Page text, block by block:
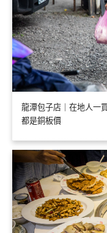
龍潭包子店｜在地人一
都是銅板價